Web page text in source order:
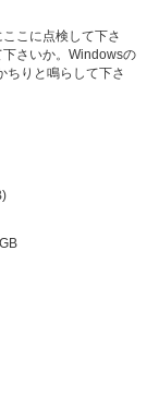
こに点検して下さ
さいか。Windowsの
ちりと鳴らして下さ